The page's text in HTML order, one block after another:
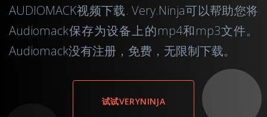
AUDIOMACK视频下载. Very.Ninja可以帮助您将
Audiomack保存为设备上的mp4和mp3文件。
Audiomack没有注册，免费，无限制下载。
试试VERYNINJA